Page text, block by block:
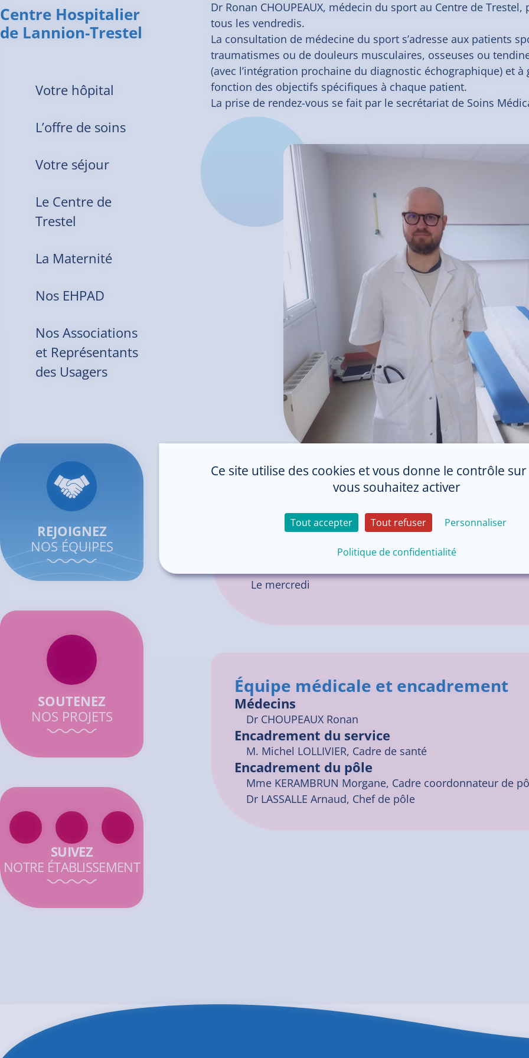
Centre Hospitalier
de Lannion-Trestel
Votre hôpital
L’offre de soins
Votre séjour
Le Centre de
Trestel
La Maternité
Nos EHPAD
Nos Associations
et Représentants
des Usagers
REJOIGNEZ
NOS ÉQUIPES
SOUTENEZ
NOS PROJETS
SUIVEZ
NOTRE ÉTABLISSEMENT
Dr Ronan CHOUPEAUX, médecin du sport au Centre de
tous les vendredis.
La consultation de médecine du sport s’adresse aux patients
traumatismes ou de douleurs musculaires, osseuses ou
(avec l’intégration prochaine du diagnostic échographique) et
fonction des objectifs spécifiques à chaque patient.
La prise de rendez-vous se fait par le secrétariat de Soins
Informations pratiques
Secrétariat de Médecine du Sport
Secrétariat :02.96.05.64.30
Le mercredi
Équipe médicale et encadrement
Médecins
Dr CHOUPEAUX Ronan
Encadrement du service
M. Michel LOLLIVIER, Cadre de santé
Encadrement du pôle
Mme KERAMBRUN Morgane, Cadre coordonnateur de
Dr LASSALLE Arnaud, Chef de pôle
Ce site utilise des cookies et vous donne le contrôle
vous souhaitez activer
Tout accepter Tout refuser Personnaliser
Politique de confidentialité